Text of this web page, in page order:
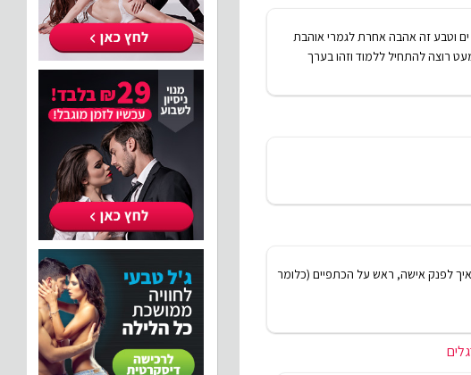
ים וטבע זה אהבה אחרת לגמרי אוהבת
רוצה להתחיל ללמוד וזהו בערך
לפנק אישה, ראש על הכתפיים (כלומר